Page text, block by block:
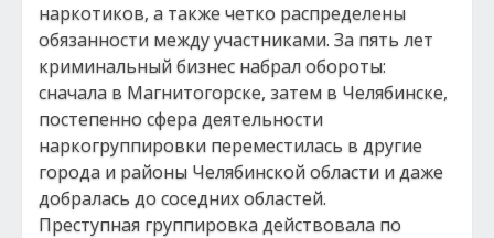
наркотиков, а также четко распределены
обязанности между участниками. За пять лет
криминальный бизнес набрал обороты:
сначала в Магнитогорске, затем в Челябинске,
постепенно сфера деятельности
наркогруппировки переместилась в другие
города и районы Челябинской области и даже
добралась до соседних областей.
Преступная группировка действовала по